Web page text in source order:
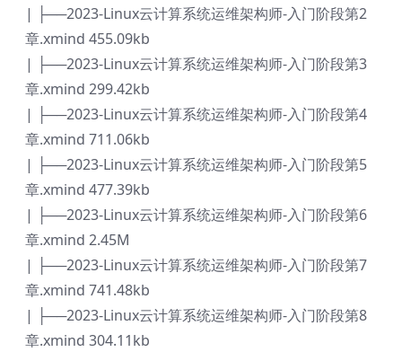
| ├──2023-Linux云计算系统运维架构师-入门阶段第2
章.xmind 455.09kb
| ├──2023-Linux云计算系统运维架构师-入门阶段第3
章.xmind 299.42kb
| ├──2023-Linux云计算系统运维架构师-入门阶段第4
章.xmind 711.06kb
| ├──2023-Linux云计算系统运维架构师-入门阶段第5
章.xmind 477.39kb
| ├──2023-Linux云计算系统运维架构师-入门阶段第6
章.xmind 2.45M
| ├──2023-Linux云计算系统运维架构师-入门阶段第7
章.xmind 741.48kb
| ├──2023-Linux云计算系统运维架构师-入门阶段第8
章.xmind 304.11kb